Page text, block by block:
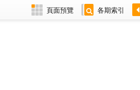
頁面預覽 各期索引